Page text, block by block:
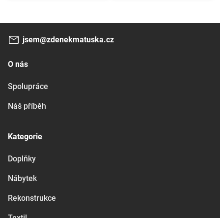
jsem@zdenekmatuska.cz
O nás
Spolupráce
Náš příběh
Kategorie
Doplňky
Nábytek
Rekonstrukce